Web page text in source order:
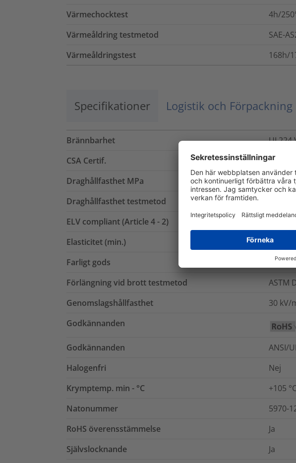
Värmechocktest
4h/
Värmeåldring testmetod
SAE-
Värmeåldringstest
168h/
Specifikationer Logistik och Förpackning
Brännbarhet
UL224
CSA Certif.
Ja
Draghållfasthet MPa
14MPa
Draghållfasthet testmetod
ELV compliant (Article 4 - 2)
Elasticitet (min.)
400
Farligt gods
Nej
Förlängning vid brott testmetod
ASTM
Genomslagshållfasthet
30 kV/
Godkännanden
Godkännanden
ANSI/
Halogenfri
Nej
Krymptemp. min - °C
+105 °C
Natonummer
5970-
RoHS överensstämmelse
Ja
Självslocknande
Ja